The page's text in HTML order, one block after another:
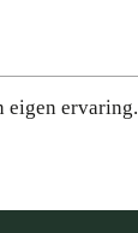
eigen ervaring.